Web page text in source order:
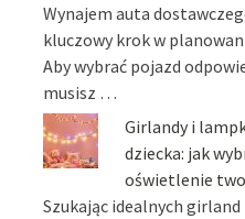
Wynajem auta
kluczowy krok w
Aby wybrać pojazd
musisz …
Girlandy i
dziecka: jak
oświetlenie
Szukając idealnych